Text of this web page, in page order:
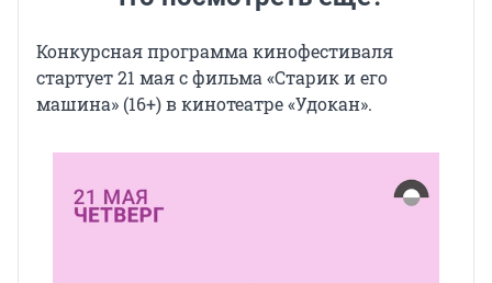
Конкурсная программа кинофестиваля
стартует 21 мая с фильма «Старик и его
машина» (16+) в кинотеатре «Удокан».